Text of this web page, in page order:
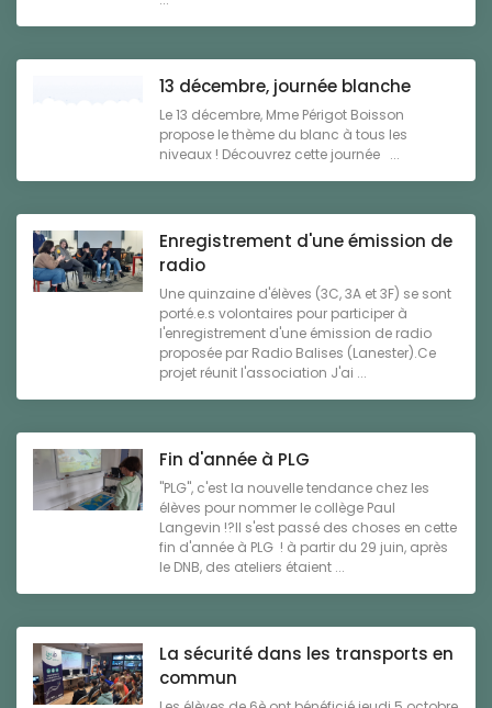
13 décembre, journée blanche
Le 13 décembre, Mme Périgot Boisson
propose le thème du blanc à tous les
niveaux ! Découvrez cette journée ...
Enregistrement d'une émission de
radio
Une quinzaine d'élèves (3C, 3A et 3F) se sont
porté.e.s volontaires pour participer à
l'enregistrement d'une émission de radio
proposée par Radio Balises (Lanester).Ce
projet réunit l'association J'ai ...
Fin d'année à PLG
"PLG", c'est la nouvelle tendance chez les
élèves pour nommer le collège Paul
Langevin !?Il s'est passé des choses en cette
fin d'année à PLG ! à partir du 29 juin, après
le DNB, des ateliers étaient ...
La sécurité dans les transports en
commun